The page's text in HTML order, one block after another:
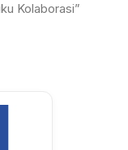
Kolaborasi”